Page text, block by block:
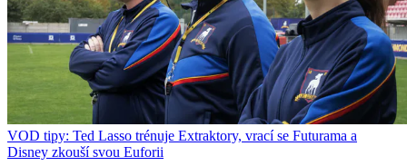
VOD tipy: Ted Lasso trénuje Extraktory, vrací se Futurama a
Disney zkouší svou Euforii